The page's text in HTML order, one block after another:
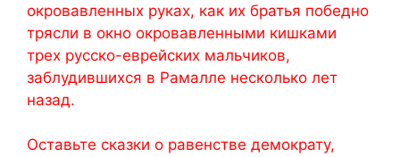
окровавленных руках, как их братья победно
трясли в окно окровавленными кишками
трех русско-еврейских мальчиков,
заблудившихся в Рамалле несколько лет
назад.
Оставьте сказки о равенстве демократу,